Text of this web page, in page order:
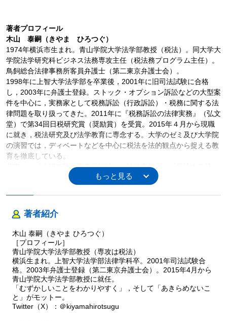
著者プロフィール
木山 泰嗣（きやま ひろつぐ）
1974年横浜市生まれ。青山学院大学法学部教授（税法）。同大学大
学院法学研究科ビジネス法務専攻主任（税法務プログラム主任）。
鳥飼総合法律事務所客員弁護士（第二東京弁護士会）。
1998年に上智大学法学部を卒業後，2001年に旧司法試験に合格
し，2003年に弁護士登録。ストック・オプション訴訟などの大型案
件を中心に，実務家として税務訴訟（行政訴訟）・税務に関する法
律問題を取り扱ってきた。2011年に『税務訴訟の法律実務』（弘文
堂）で第34回日税研究賞（奨励賞）を受賞。2015年４月から現職
に就き，税法研究及び法学教育に専念する。大学のゼミ及び大学院
の演習では，ディベートなどを中心に税法を法的観点から捉える教
育を徹底している。
著書に，『小説で読む民事訴訟法』（法学書院），『反論する技
術』（ディスカヴァー・トゥエンティワン），『法律に強い税理士
税法』（同），『分かりやすい「所得税法」
の授業』（光文社新書），『教養としての「税法」入門』（日本実
業出版社），『教養としての「所得税法」入門』（同），『分かり
やすい「法人税法」の教科書』（光文社）など，単著の合計は本書
で56冊。
著者紹介
木山 泰嗣（きやま ひろつぐ）
［プロフィール］
青山学院大学法学部教授（専攻は税法）
横浜生まれ。上智大学法学部法律学科卒。2001年司法試験合
格。2003年弁護士登録（第二東京弁護士会）。2015年4月から
青山学院大学法学部教授に就任。
「むずかしいことをわかりやすく」，そして「あきらめないこ
と」がモットー。
Twitter（X）：＠kiyamahirotsugu